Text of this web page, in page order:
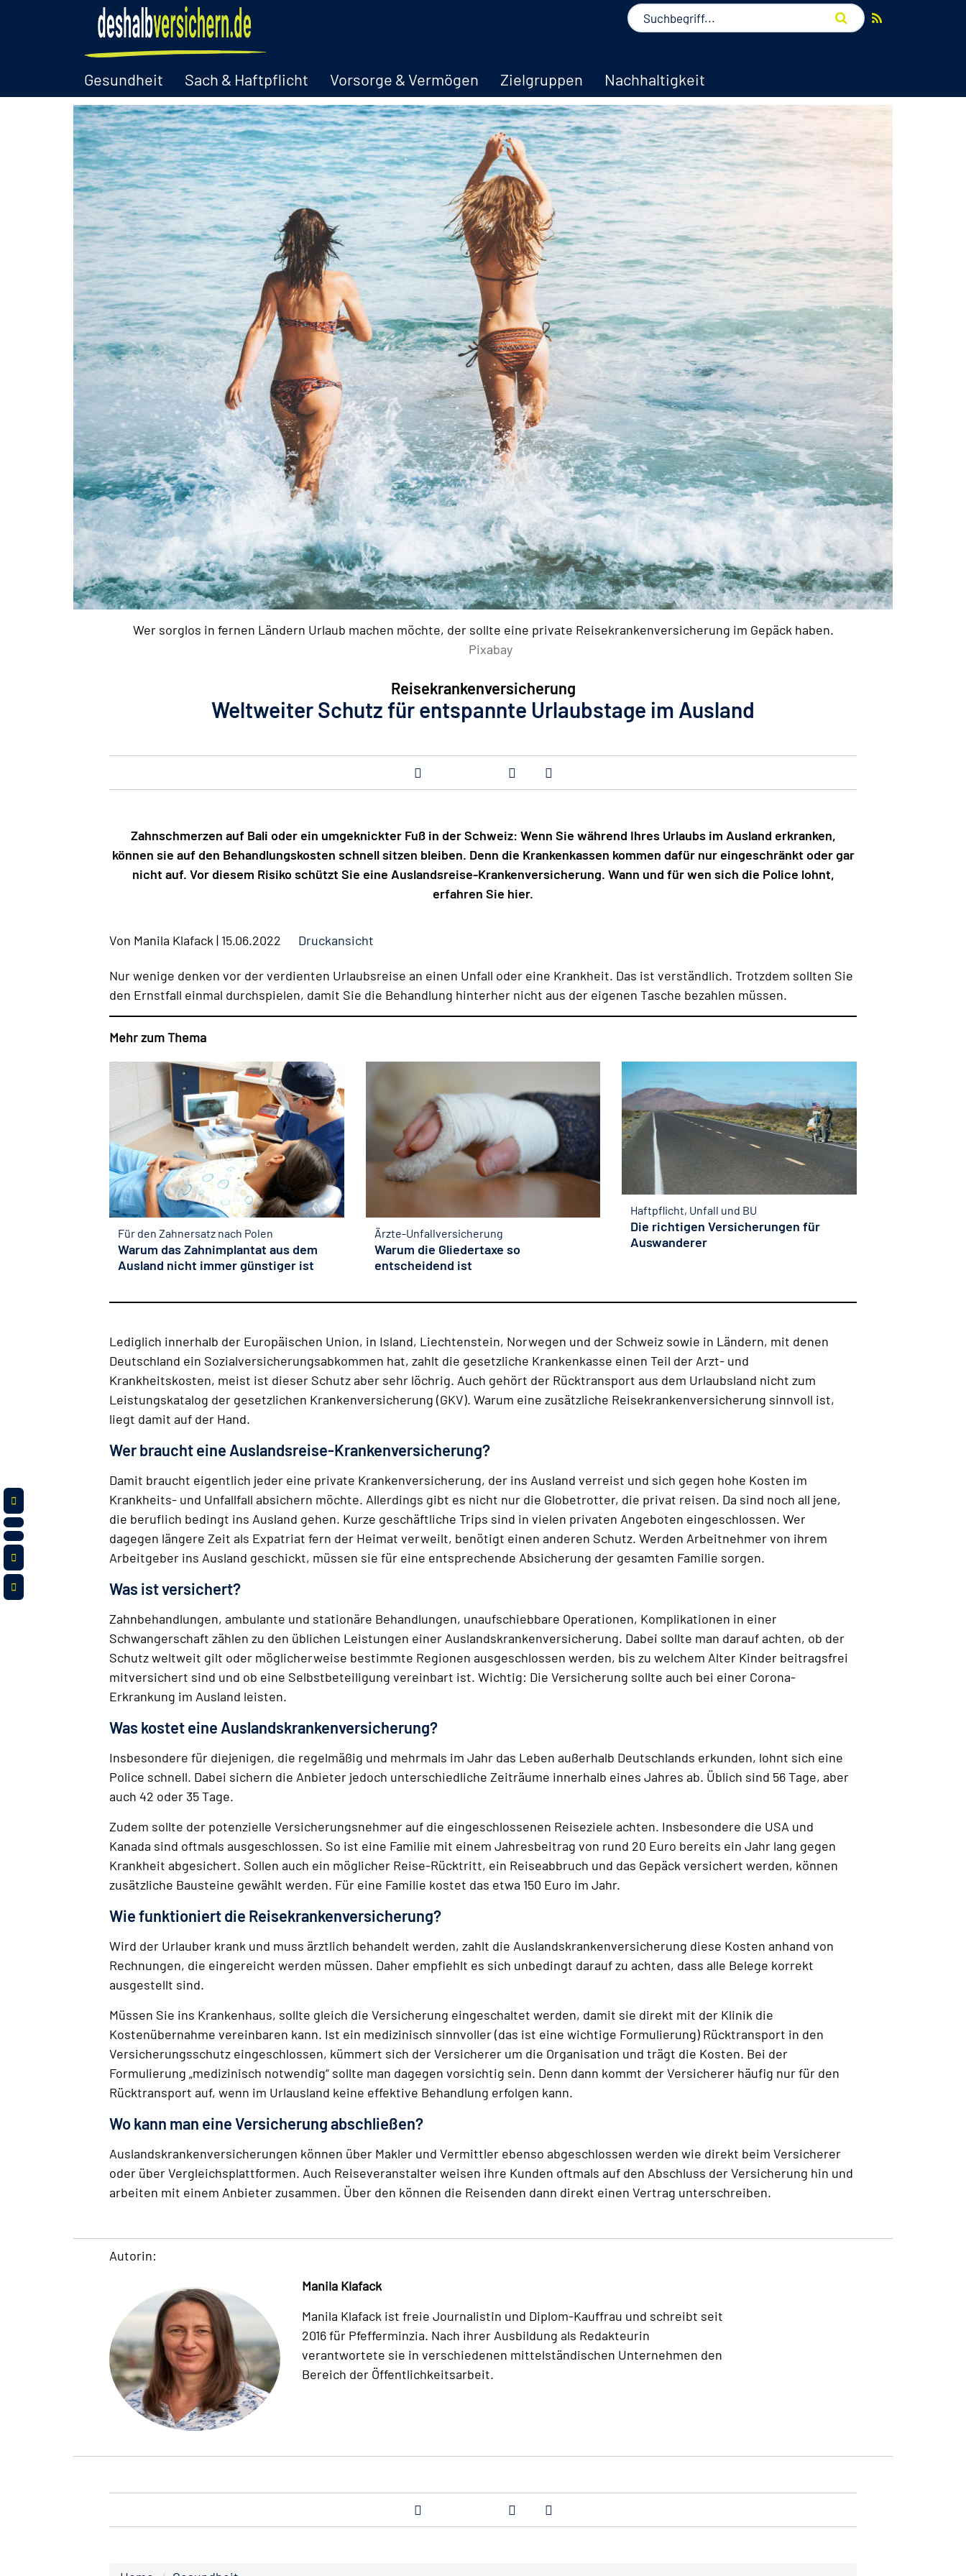
Gesundheit Sach & Haftpflicht Vorsorge & Vermögen Zielgruppen Nachhaltigkeit
Wer sorglos in fernen Ländern Urlaub machen möchte, der sollte eine private Reisekrankenversicherung im Gepäck haben.
Pixabay
Reisekrankenversicherung
Weltweiter Schutz für entspannte Urlaubstage im Ausland
Zahnschmerzen auf Bali oder ein umgeknickter Fuß in der Schweiz: Wenn Sie während Ihres Urlaubs im Ausland erkranken,
können sie auf den Behandlungskosten schnell sitzen bleiben. Denn die Krankenkassen kommen dafür nur eingeschränkt oder gar
nicht auf. Vor diesem Risiko schützt Sie eine Auslandsreise-Krankenversicherung. Wann und für wen sich die Police lohnt,
erfahren Sie hier.
Von Manila Klafack | 15.06.2022 Druckansicht
Nur wenige denken vor der verdienten Urlaubsreise an einen Unfall oder eine Krankheit. Das ist verständlich. Trotzdem sollten Sie
den Ernstfall einmal durchspielen, damit Sie die Behandlung hinterher nicht aus der eigenen Tasche bezahlen müssen.
Mehr zum Thema
Für den Zahnersatz nach Polen
Warum das Zahnimplantat aus dem
Ausland nicht immer günstiger ist
Ärzte-Unfallversicherung
Warum die Gliedertaxe so
entscheidend ist
Haftpflicht, Unfall und BU
Die richtigen Versicherungen für
Auswanderer
Lediglich innerhalb der Europäischen Union, in Island, Liechtenstein, Norwegen und der Schweiz sowie in Ländern, mit denen
Deutschland ein Sozialversicherungsabkommen hat, zahlt die gesetzliche Kran­ken­kas­se einen Teil der Arzt- und
Krankheitskosten, meist ist dieser Schutz aber sehr löchrig. Auch gehört der Rücktransport aus dem Urlaubsland nicht zum
Leistungskatalog der gesetzlichen Krankenversicherung (GKV). Warum eine zusätzliche Reisekrankenversicherung sinnvoll ist,
liegt damit auf der Hand.
Wer braucht eine Auslandsreise-Krankenversicherung?
Damit braucht eigentlich jeder eine private Krankenversicherung, der ins Ausland verreist und sich gegen hohe Kosten im
Krankheits- und Unfallfall absichern möchte. Allerdings gibt es nicht nur die Globetrotter, die privat reisen. Da sind noch all jene,
die beruflich bedingt ins Ausland gehen. Kurze geschäftliche Trips sind in vielen privaten Angeboten eingeschlossen. Wer
dagegen längere Zeit als Expatriat fern der Heimat verweilt, benötigt einen anderen Schutz. Werden Arbeitnehmer von ihrem
Arbeitgeber ins Ausland geschickt, müssen sie für eine entsprechende Absicherung der gesamten Familie sorgen.
Was ist versichert?
Zahnbehandlungen, ambulante und stationäre Behandlungen, unaufschiebbare Operationen, Komplikationen in einer
Schwangerschaft zählen zu den üblichen Leistungen einer Auslandskrankenversicherung. Dabei sollte man darauf achten, ob der
Schutz weltweit gilt oder möglicherweise bestimmte Regionen ausgeschlossen werden, bis zu welchem Alter Kinder beitragsfrei
mitversichert sind und ob eine Selbstbeteiligung vereinbart ist. Wichtig: Die Versicherung sollte auch bei einer Corona-
Erkrankung im Ausland leisten.
Was kostet eine Auslandskrankenversicherung?
Insbesondere für diejenigen, die regelmäßig und mehrmals im Jahr das Leben außerhalb Deutschlands erkunden, lohnt sich eine
Police schnell. Dabei sichern die Anbieter jedoch unterschiedliche Zeiträume innerhalb eines Jahres ab. Üblich sind 56 Tage, aber
auch 42 oder 35 Tage.
Zudem sollte der potenzielle Versicherungsnehmer auf die eingeschlossenen Reiseziele achten. Insbesondere die USA und
Kanada sind oftmals ausgeschlossen. So ist eine Familie mit einem Jahresbeitrag von rund 20 Euro bereits ein Jahr lang gegen
Krankheit abgesichert. Sollen auch ein möglicher Reise-Rücktritt, ein Reiseabbruch und das Gepäck versichert werden, können
zusätzliche Bausteine gewählt werden. Für eine Familie kostet das etwa 150 Euro im Jahr.
Wie funktioniert die Reisekrankenversicherung?
Wird der Urlauber krank und muss ärztlich behandelt werden, zahlt die Auslandskrankenversicherung diese Kosten anhand von
Rechnungen, die eingereicht werden müssen. Daher empfiehlt es sich unbedingt darauf zu achten, dass alle Belege korrekt
ausgestellt sind.
Müssen Sie ins Krankenhaus, sollte gleich die Versicherung eingeschaltet werden, damit sie direkt mit der Klinik die
Kostenübernahme vereinbaren kann. Ist ein medizinisch sinnvoller (das ist eine wichtige Formulierung) Rücktransport in den
Versicherungsschutz eingeschlossen, kümmert sich der Versicherer um die Organisation und trägt die Kosten. Bei der
Formulierung „medizinisch notwendig“ sollte man dagegen vorsichtig sein. Denn dann kommt der Versicherer häufig nur für den
Rücktransport auf, wenn im Urlausland keine effektive Behandlung erfolgen kann.
Wo kann man eine Versicherung abschließen?
Auslandskrankenversicherungen können über Makler und Vermittler ebenso abgeschlossen werden wie direkt beim Versicherer
oder über Vergleichsplattformen. Auch Reiseveranstalter weisen ihre Kunden oftmals auf den Abschluss der Versicherung hin und
arbeiten mit einem Anbieter zusammen. Über den können die Reisenden dann direkt einen Vertrag unterschreiben.
Autorin:
Manila Klafack
Manila Klafack ist freie Journalistin und Diplom-Kauffrau und schreibt seit
2016 für Pfefferminzia. Nach ihrer Ausbildung als Redakteurin
verantwortete sie in verschiedenen mittelständischen Unternehmen den
Bereich der Öffentlichkeitsarbeit.